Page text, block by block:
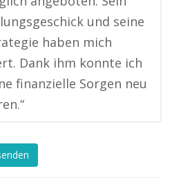
und seine
haben mich
Dank ihm konnte ich
finanzielle Sorgen neu